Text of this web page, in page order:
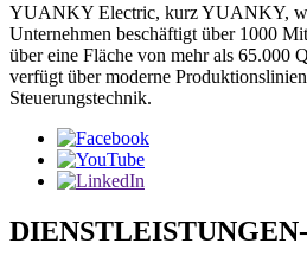
YUANKY Electric, kurz YUANKY,
Unternehmen beschäftigt über 1000
über eine Fläche von mehr als 65.000
verfügt über moderne
Steuerungstechnik.